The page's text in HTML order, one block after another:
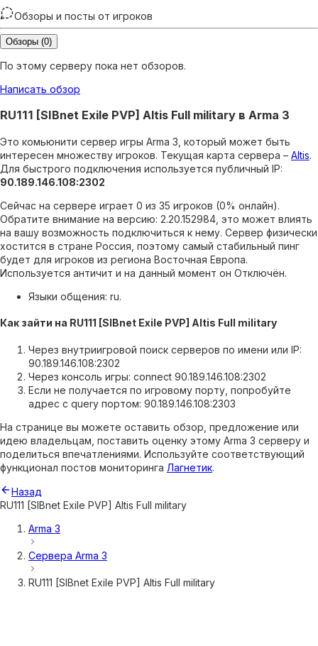
Обзоры и посты от игроков
Обзоры (0)
По этому серверу пока нет обзоров.
Написать обзор
RU111 [SIBnet Exile PVP] Altis Full military в Arma 3
Это комьюнити сервер игры Arma 3, который может быть
интересен множеству игроков. Текущая карта сервера – Altis.
Для быстрого подключения используется публичный IP:
90.189.146.108:2302
Сейчас на сервере играет 0 из 35 игроков (0% онлайн).
Обратите внимание на версию: 2.20.152984, это может влиять
на вашу возможность подключиться к нему. Сервер физически
хостится в стране Россия, поэтому самый стабильный пинг
будет для игроков из региона Восточная Европа.
Используется античит и на данный момент он Отключён.
Языки общения: ru.
Как зайти на RU111 [SIBnet Exile PVP] Altis Full military
Через внутриигровой поиск серверов по имени или IP:
90.189.146.108:2302
Через консоль игры: connect 90.189.146.108:2302
Если не получается по игровому порту, попробуйте
адрес с query портом: 90.189.146.108:2303
На странице вы можете оставить обзор, предложение или
идею владельцам, поставить оценку этому Arma 3 серверу и
поделиться впечатлениями. Используйте соответствующий
функционал постов мониторинга Лагнетик.
Назад
RU111 [SIBnet Exile PVP] Altis Full military
Arma 3
Сервера Arma 3
RU111 [SIBnet Exile PVP] Altis Full military